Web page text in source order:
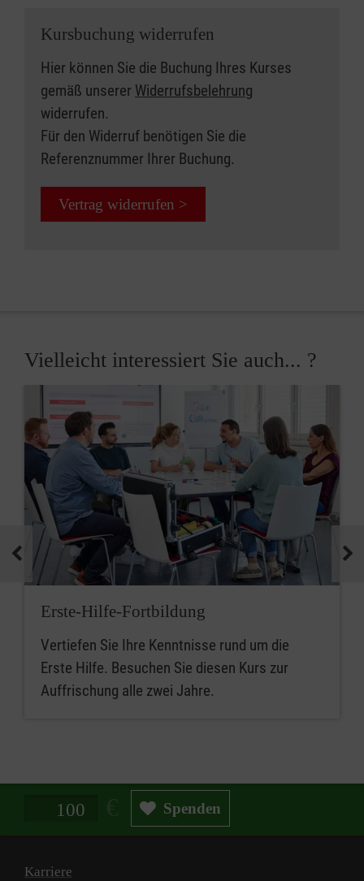
Kursbuchung widerrufen
Hier können Sie die Buchung Ihres Kurses
gemäß unserer Widerrufsbelehrung
widerrufen.
Für den Widerruf benötigen Sie die
Referenznummer Ihrer Buchung.
Vertrag widerrufen >
Vielleicht interessiert Sie auch... ?
Erste-Hilfe-Fortbildung
Vertiefen Sie Ihre Kenntnisse rund um die
Erste Hilfe. Besuchen Sie diesen Kurs zur
Auffrischung alle zwei Jahre.
Spendenbetrag in Euro Spenden
Karriere